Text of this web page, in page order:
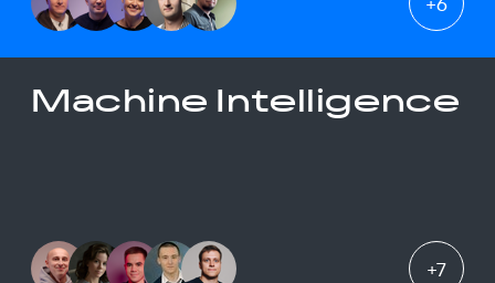
Machine Intelligence
+7